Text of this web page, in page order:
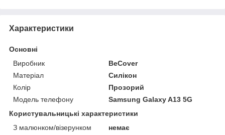
Характеристики
Основні
Виробник
BeCover
Матеріал
Силікон
Колір
Прозорий
Модель телефону
Samsung Galaxy A13 5G
Користувальницькі характеристики
З малюнком/візерунком
немає